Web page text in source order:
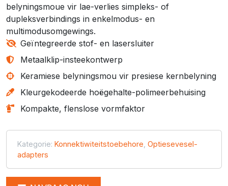
belyningsmoue vir lae-verlies simpleks- of
dupleksverbindings in enkelmodus- en
multimodusomgewings.
Geïntegreerde stof- en lasersluiter
Metaalklip-insteekontwerp
Keramiese belyningsmou vir presiese kernbelyning
Kleurgekodeerde hoëgehalte-polimeerbehuising
Kompakte, flenslose vormfaktor
Kategorie: Konnektiwiteitstoebehore Optiesevesel-
adapters